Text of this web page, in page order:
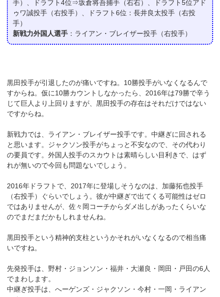
手）、ドラフト4位⇒坂倉将吾捕手（右右）、ドラフト5位アド
ゥワ誠投手（右投手）、ドラフト6位：長井良太投手（右投
手）
新戦力外国人選手 ：ライアン・ブレイザー投手（右投手）
黒田投手が引退したのが痛いですね。10勝投手がいなくなるんで
すからね。仮に10勝カウントしなかったら、2016年は79勝で辛う
じて巨人より上回りますが、黒田投手の存在はそれだけではない
ですからね。
新戦力では、ライアン・ブレイザー投手です。中継ぎに回される
と思います。ジャクソン投手がちょっと不安なので、その代わり
の要員です。外国人投手のスカウトは素晴らしい目利きで、はず
れが無いので今回も問題ないでしょう。
2016年ドラフトで、2017年に登場しそうなのは、加藤拓也投手
（右投手）ぐらいでしょう。彼が中継ぎで出てくる可能性はゼロ
ではありませんが、佐々岡コーチからダメ出しがあったくらいな
のでまだまだかもしれませんね。
黒田投手という精神的支柱というかそれがいなくなるので相当痛
いですね。
先発投手は、野村・ジョンソン・福井・大瀬良・岡田・戸田の6人
でまわします。
中継ぎ投手は、へーゲンズ・ジャクソン・今村・一岡・ライアン